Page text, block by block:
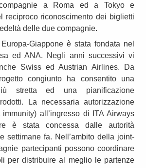
a Roma ed a Tokyo e
reciproco riconoscimento dei biglietti
delle due compagnie.
Giappone è stata fondata nel
ed ANA. Negli anni successivi vi
Swiss ed Austrian Airlines. Da
congiunto ha consentito una
stretta ed una pianificazione
La necessaria autorizzazione
immunity) all’ingresso di ITA Airways
è stata concessa dalle autorità
settimane fa. Nell’ambito della joint-
partecipanti possono coordinare
per distribuire al meglio le partenze